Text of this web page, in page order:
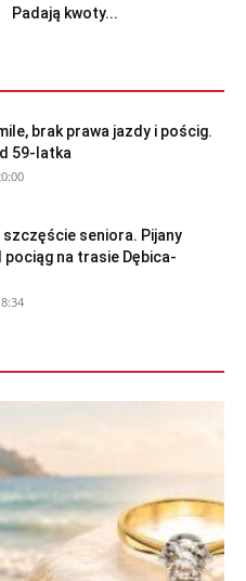
Padają kwoty...
brak prawa jazdy i pościg.
59-latka
szczęście seniora. Pijany
pociąg na trasie Dębica-